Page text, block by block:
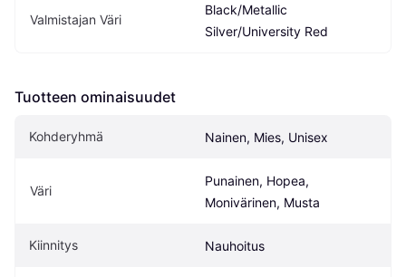
Valmistajan Väri
Black/Metallic
Silver/University Red
Tuotteen ominaisuudet
Kohderyhmä Nainen, Mies, Unisex
Väri
Punainen, Hopea,
Monivärinen, Musta
Kiinnitys Nauhoitus